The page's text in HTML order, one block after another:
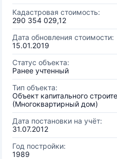
Кадастровая стоимость:
290 354 029,12
Дата обновления стоимости:
15.01.2019
Статус объекта:
Ранее учтенный
Тип объекта:
Объект капитального
(Многоквартирный дом)
Дата постановки на учёт:
31.07.2012
Год постройки:
1989